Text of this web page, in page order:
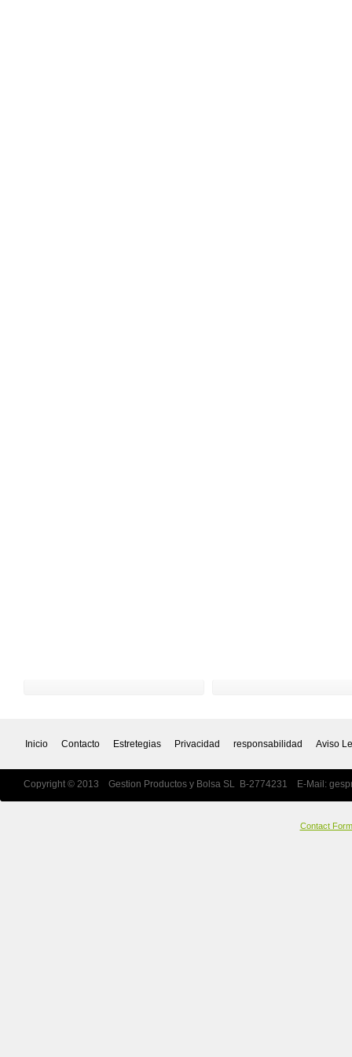
Inicio Contacto Estretegias Privacidad responsabilidad Aviso
Copyright © 2013 Gestion Productos y Bolsa SL B-2774231 E-Mail:
Contact Form